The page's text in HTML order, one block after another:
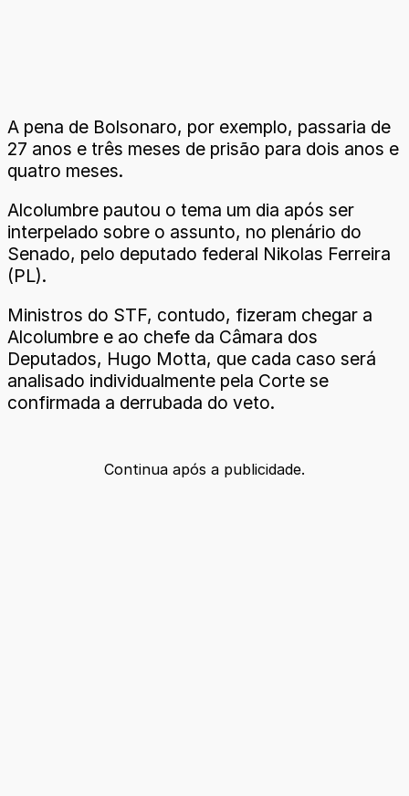
A pena de Bolsonaro, por exemplo, passaria de
27 anos e três meses de prisão para dois anos e
quatro meses.
Alcolumbre pautou o tema um dia após ser
interpelado sobre o assunto, no plenário do
Senado, pelo deputado federal Nikolas Ferreira
(PL).
Ministros do STF, contudo, fizeram chegar a
Alcolumbre e ao chefe da Câmara dos
Deputados, Hugo Motta, que cada caso será
analisado individualmente pela Corte se
confirmada a derrubada do veto.
Continua após a publicidade.